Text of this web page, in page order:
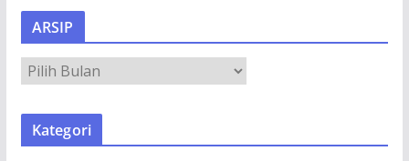
ARSIP
R
S
Kategori